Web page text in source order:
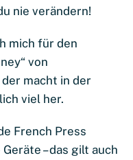
nie verändern!
mich für den
von
macht in der
viel her.
French Press
– das gilt auch